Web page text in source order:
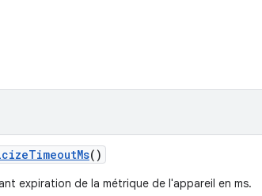
TimeoutMs()
expiration de la métrique de l'appareil en ms.